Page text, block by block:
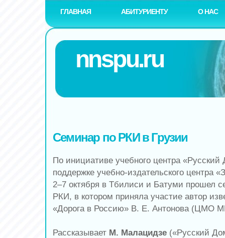
ГЛАВНАЯ АБИТУРИЕНТУ О НАС
nnspu.ru
Семинар по РКИ в Грузии
По инициативе учебного центра
поддержке учебно-издательского центра
2–7 октября в Тбилиси и Батуми прошел
РКИ, в котором приняла участие автор
«Дорога в Россию» В. Е. Антонова (ЦМО
Рассказывает М. Малацидзе («Русский